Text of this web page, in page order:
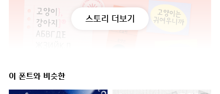
스토리 더보기
이 폰트와 비슷한